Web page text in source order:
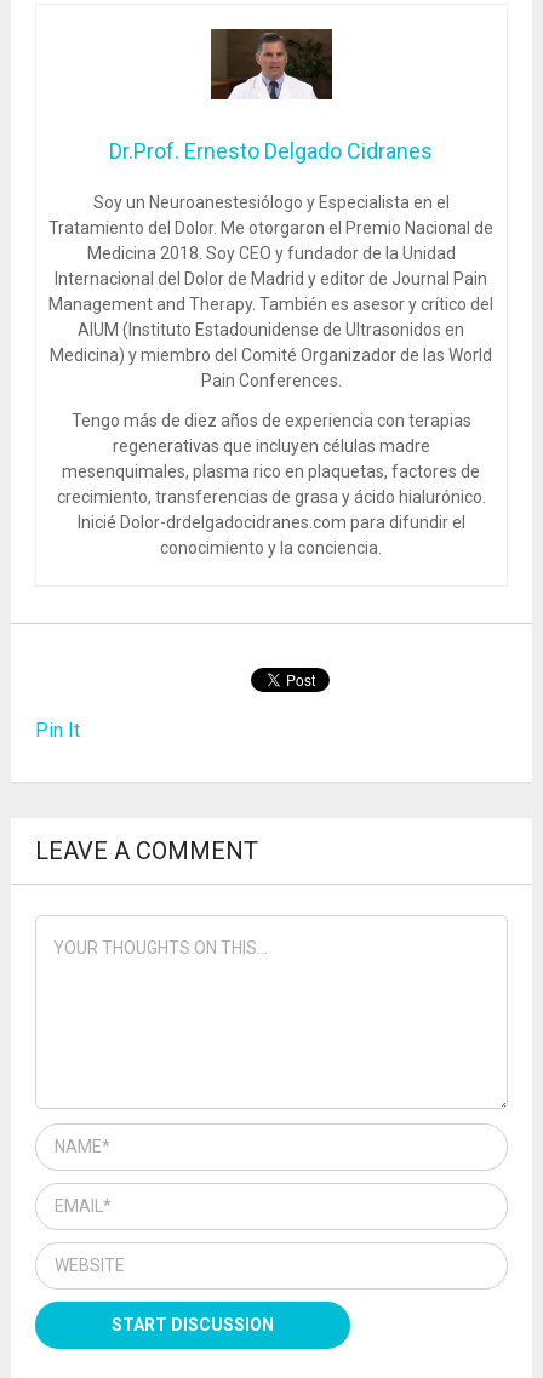
Dr.Prof. Ernesto Delgado Cidranes
Soy un Neuroanestesiólogo y Especialista en el
Tratamiento del Dolor. Me otorgaron el Premio Nacional de
Medicina 2018. Soy CEO y fundador de la Unidad
Internacional del Dolor de Madrid y editor de Journal Pain
Management and Therapy. También es asesor y crítico del
AIUM (Instituto Estadounidense de Ultrasonidos en
Medicina) y miembro del Comité Organizador de las World
Pain Conferences.
Tengo más de diez años de experiencia con terapias
regenerativas que incluyen células madre
mesenquimales, plasma rico en plaquetas, factores de
crecimiento, transferencias de grasa y ácido hialurónico.
Inicié Dolor-drdelgadocidranes.com para difundir el
conocimiento y la conciencia.
Pin It
LEAVE A COMMENT